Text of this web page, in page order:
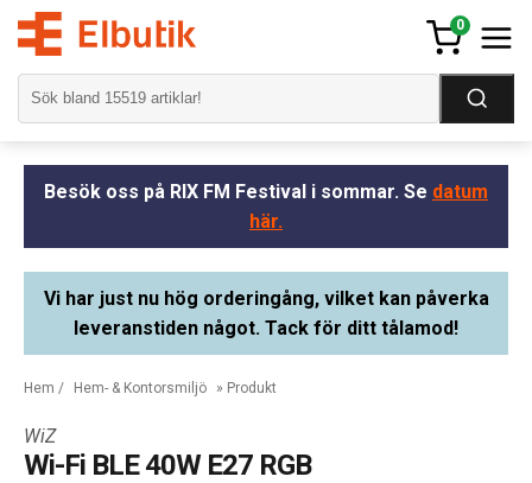
0
Besök oss på RIX FM Festival i sommar. Se datum
här.
Vi har just nu hög orderingång, vilket kan påverka
leveranstiden något. Tack för ditt tålamod!
Hem / Hem- & Kontorsmiljö » Produkt
WiZ
Wi-Fi BLE 40W E27 RGB